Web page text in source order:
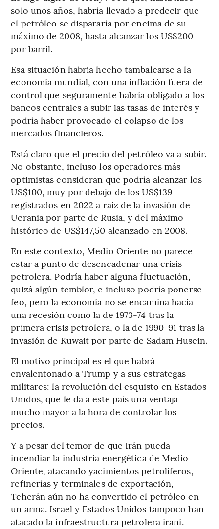
solo unos años, habría llevado a predecir que
el petróleo se dispararía por encima de su
máximo de 2008, hasta alcanzar los US$200
por barril.
Esa situación habría hecho tambalearse a la
economía mundial, con una inflación fuera de
control que seguramente habría obligado a los
bancos centrales a subir las tasas de interés y
podría haber provocado el colapso de los
mercados financieros.
Está claro que el precio del petróleo va a subir.
No obstante, incluso los operadores más
optimistas consideran que podría alcanzar los
US$100, muy por debajo de los US$139
registrados en 2022 a raíz de la invasión de
Ucrania por parte de Rusia, y del máximo
histórico de US$147,50 alcanzado en 2008.
En este contexto, Medio Oriente no parece
estar a punto de desencadenar una crisis
petrolera. Podría haber alguna fluctuación,
quizá algún temblor, e incluso podría ponerse
feo, pero la economía no se encamina hacia
una recesión como la de 1973-74 tras la
primera crisis petrolera, o la de 1990-91 tras la
invasión de Kuwait por parte de Sadam Husein.
El motivo principal es el que habrá
envalentonado a Trump y a sus estrategas
militares: la revolución del esquisto en Estados
Unidos, que le da a este país una ventaja
mucho mayor a la hora de controlar los
precios.
Y a pesar del temor de que Irán pueda
incendiar la industria energética de Medio
Oriente, atacando yacimientos petrolíferos,
refinerías y terminales de exportación,
Teherán aún no ha convertido el petróleo en
un arma. Israel y Estados Unidos tampoco han
atacado la infraestructura petrolera iraní.